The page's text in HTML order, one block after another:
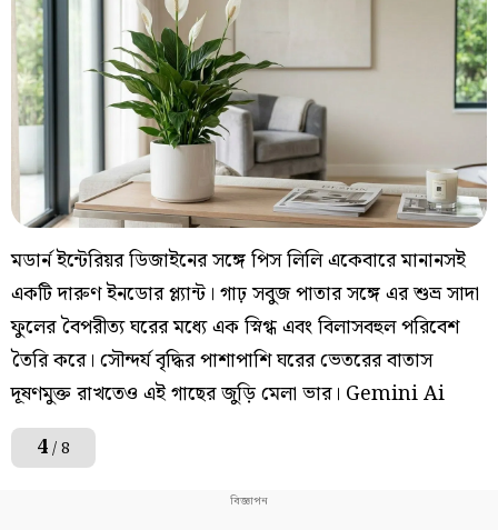
মডার্ন ইন্টেরিয়র ডিজাইনের সঙ্গে পিস লিলি একেবারে মানানসই
একটি দারুণ ইনডোর প্ল্যান্ট। গাঢ় সবুজ পাতার সঙ্গে এর শুভ্র সাদা
ফুলের বৈপরীত্য ঘরের মধ্যে এক স্নিগ্ধ এবং বিলাসবহুল পরিবেশ
তৈরি করে। সৌন্দর্য বৃদ্ধির পাশাপাশি ঘরের ভেতরের বাতাস
দূষণমুক্ত রাখতেও এই গাছের জুড়ি মেলা ভার। Gemini Ai
4/ 8